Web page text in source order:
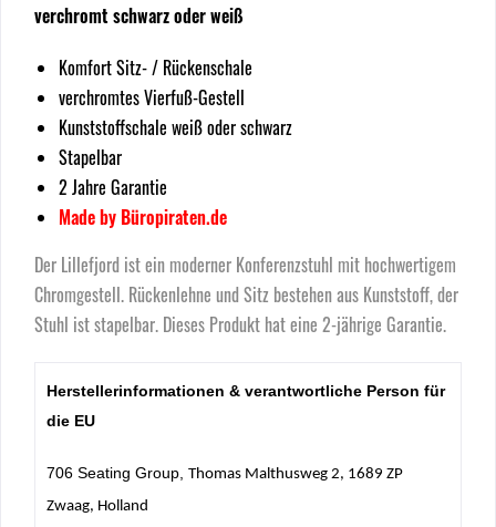
verchromt schwarz oder weiß
Komfort Sitz- / Rückenschale
verchromtes Vierfuß-Gestell
Kunststoffschale weiß oder schwarz
Stapelbar
2 Jahre Garantie
Made by Büropiraten.de
Der Lillefjord ist ein moderner Konferenzstuhl mit hochwertigem
Chromgestell. Rückenlehne und Sitz bestehen aus Kunststoff, der
Stuhl ist stapelbar. Dieses Produkt hat eine 2-jährige Garantie.
Herstellerinformationen & verantwortliche Person für
die EU
706 Seating Group, Thomas Malthusweg 2, 1689 ZP
Zwaag, Holland